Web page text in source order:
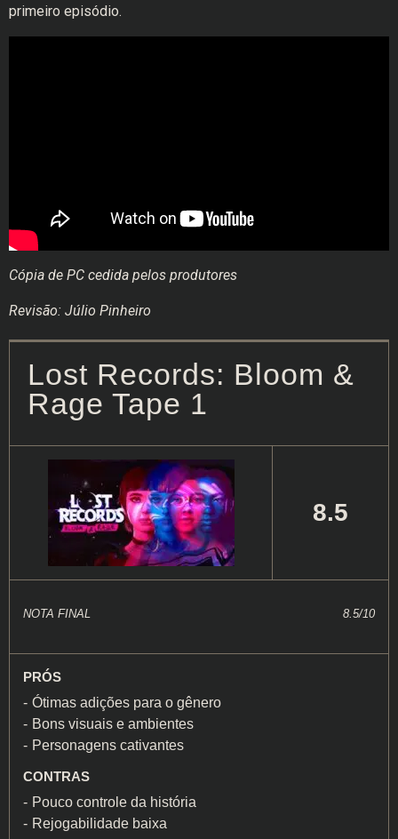
primeiro episódio.
Cópia de PC cedida pelos produtores
Revisão: Júlio Pinheiro
Lost Records: Bloom &
Rage Tape 1
8.5
NOTA FINAL 8.5/10
PRÓS
Ótimas adições para o gênero
Bons visuais e ambientes
Personagens cativantes
CONTRAS
Pouco controle da história
Rejogabilidade baixa